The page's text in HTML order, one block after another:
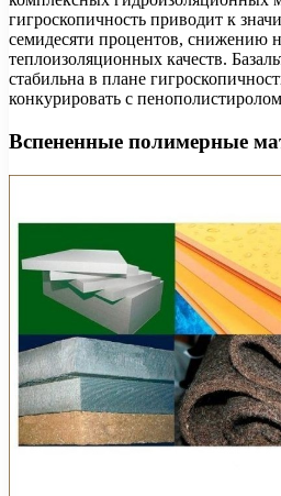
гигроскопичность приводит к
семидесяти процентов, снижению
теплоизоляционных качеств.
стабильна в плане
конкурировать с
Вспененные полимерные